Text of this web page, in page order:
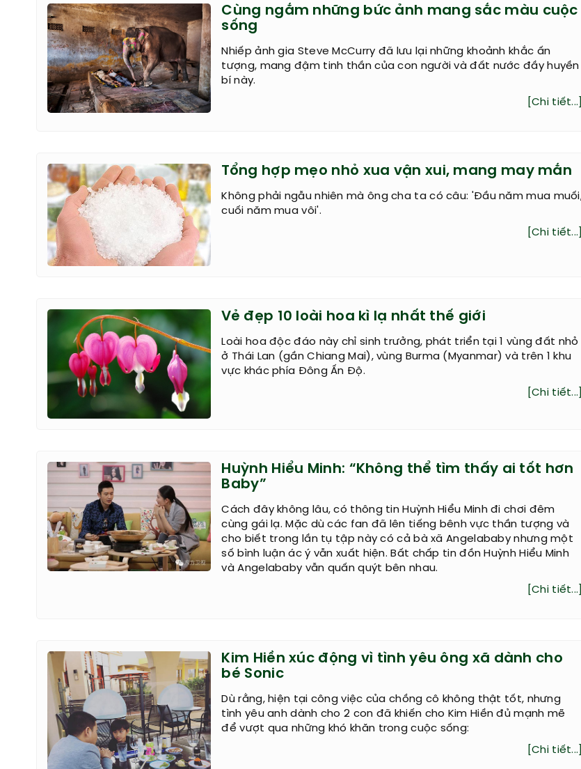
Cùng ngắm những bức ảnh mang sắc màu cuộc
sống
Nhiếp ảnh gia Steve McCurry đã lưu lại những khoảnh khắc ấn
tượng, mang đậm tinh thần của con người và đất nước đầy huyền
bí này.
[Chi tiết...]
Tổng hợp mẹo nhỏ xua vận xui, mang may mắn
Không phải ngẫu nhiên mà ông cha ta có câu: 'Đầu năm mua
cuối năm mua vôi'.
[Chi tiết...]
Vẻ đẹp 10 loài hoa kì lạ nhất thế giới
Loài hoa độc đáo này chỉ sinh trưởng, phát triển tại 1 vùng đất nhỏ
ở Thái Lan (gần Chiang Mai), vùng Burma (Myanmar) và trên 1 khu
vực khác phía Đông Ấn Độ.
[Chi tiết...]
Huỳnh Hiểu Minh: “Không thể tìm thấy ai tốt hơn
Baby”
Cách đây không lâu, có thông tin Huỳnh Hiểu Minh đi chơi đêm
cùng gái lạ. Mặc dù các fan đã lên tiếng bênh vực thần tượng và
cho biết trong lần tụ tập này có cả bà xã Angelababy nhưng một
số bình luận ác ý vẫn xuất hiện. Bất chấp tin đồn Huỳnh Hiểu Minh
và Angelababy vẫn quấn quýt bên nhau.
[Chi tiết...]
Kim Hiền xúc động vì tình yêu ông xã dành cho
bé Sonic
Dù rằng, hiện tại công việc của chồng cô không thật tốt, nhưng
tình yêu anh dành cho 2 con đã khiến cho Kim Hiền đủ mạnh mẽ
để vượt qua những khó khăn trong cuộc sống:
[Chi tiết...]